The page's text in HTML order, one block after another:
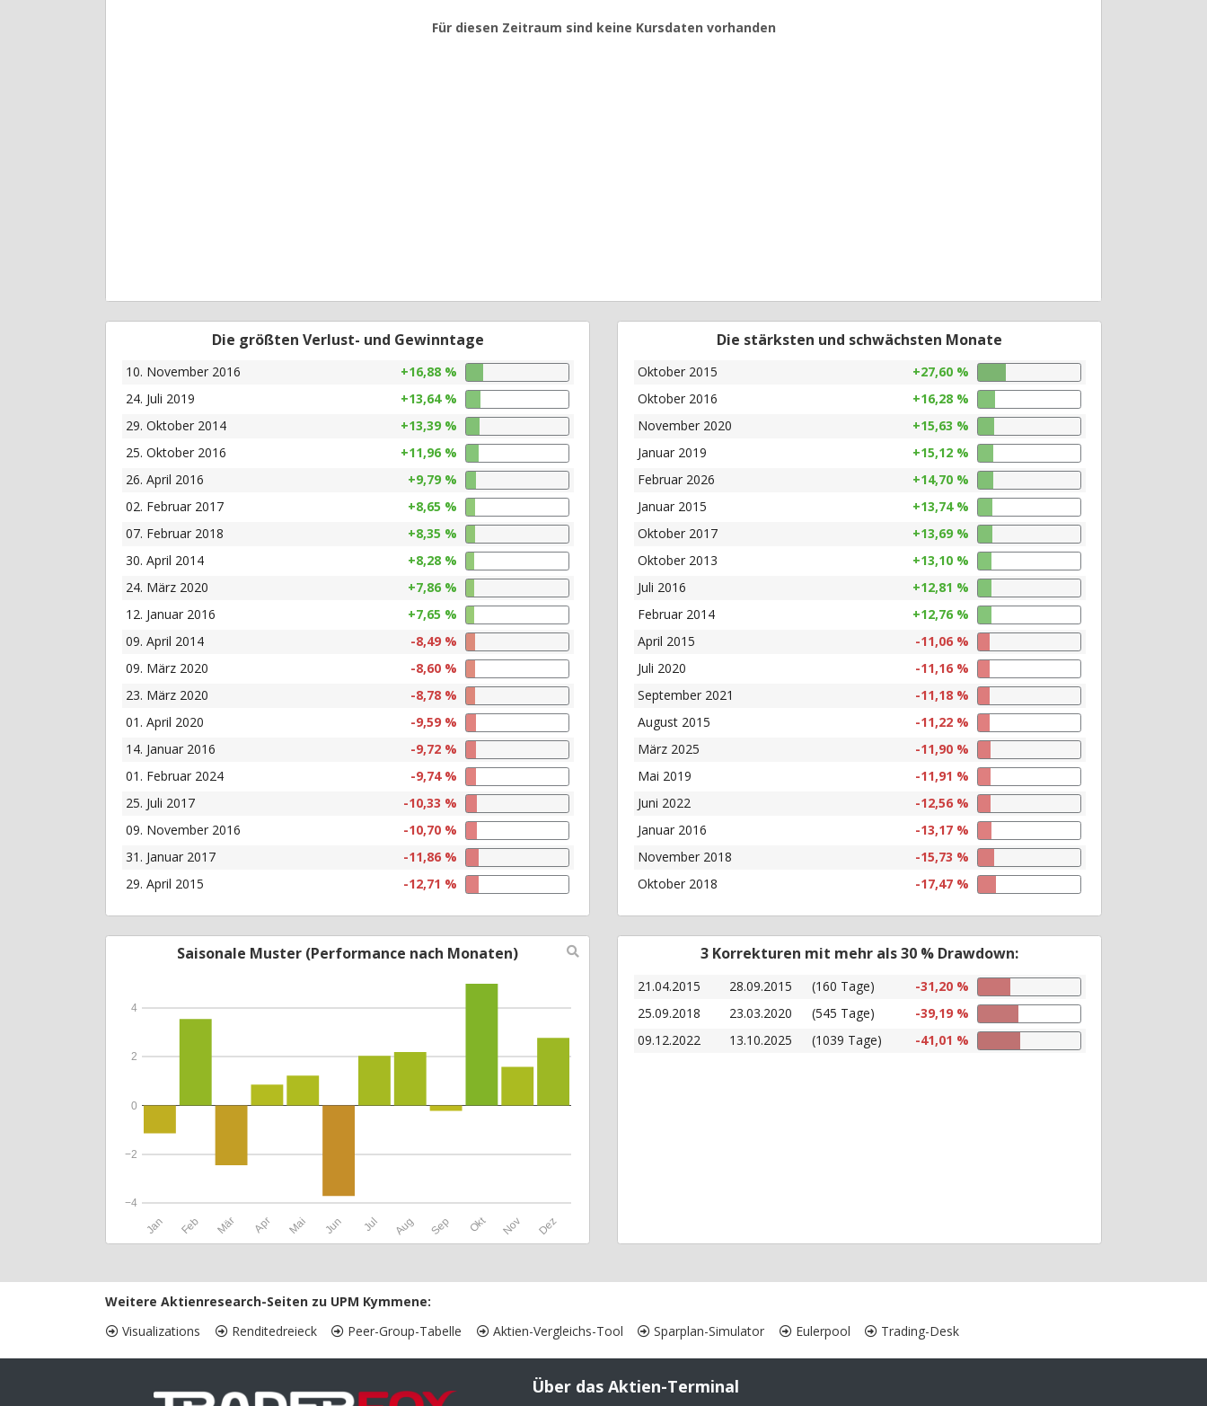
Für diesen Zeitraum sind keine Kursdaten vorhanden
Die größten Verlust- und Gewinntage
10. November 2016
+16,88 %
24. Juli 2019
+13,64 %
29. Oktober 2014
+13,39 %
25. Oktober 2016
+11,96 %
26. April 2016
+9,79 %
02. Februar 2017
+8,65 %
07. Februar 2018
+8,35 %
30. April 2014
+8,28 %
24. März 2020
+7,86 %
12. Januar 2016
+7,65 %
09. April 2014
-8,49 %
09. März 2020
-8,60 %
23. März 2020
-8,78 %
01. April 2020
-9,59 %
14. Januar 2016
-9,72 %
01. Februar 2024
-9,74 %
25. Juli 2017
-10,33 %
09. November 2016
-10,70 %
31. Januar 2017
-11,86 %
29. April 2015
-12,71 %
Die stärksten und schwächsten Monate
Oktober 2015
+27,60 %
Oktober 2016
+16,28 %
November 2020
+15,63 %
Januar 2019
+15,12 %
Februar 2026
+14,70 %
Januar 2015
+13,74 %
Oktober 2017
+13,69 %
Oktober 2013
+13,10 %
Juli 2016
+12,81 %
Februar 2014
+12,76 %
April 2015
-11,06 %
Juli 2020
-11,16 %
September 2021
-11,18 %
August 2015
-11,22 %
März 2025
-11,90 %
Mai 2019
-11,91 %
Juni 2022
-12,56 %
Januar 2016
-13,17 %
November 2018
-15,73 %
Oktober 2018
-17,47 %
Saisonale Muster (Performance nach Monaten)
Jan Feb Mär Apr Mai Jun Jul Aug Sep Okt Nov Dez
−4
−2
0
2
4
3 Korrekturen mit mehr als 30 % Drawdown:
21.04.2015 28.09.2015 (160 Tage)
-31,20 %
25.09.2018
23.03.2020 (545 Tage)
-39,19 %
09.12.2022
13.10.2025 (1039 Tage) -41,01 %
Weitere Aktienresearch-Seiten zu UPM Kymmene:
Visualizations
Renditedreieck Peer-Group-Tabelle Aktien-Vergleichs-Tool Sparplan-Simulator Eulerpool Trading-Desk
Über das Aktien-Terminal